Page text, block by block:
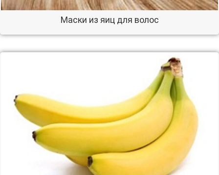
Маски из яиц для волос